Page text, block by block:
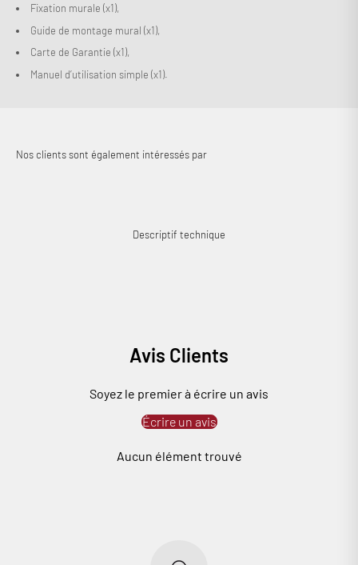
Fixation murale (x1),
Guide de montage mural (x1),
Carte de Garantie (x1),
Manuel d’utilisation simple (x1).
Descriptif technique
Avis Clients
Soyez le premier à écrire un avis
Écrire un avis
Aucun élément trouvé